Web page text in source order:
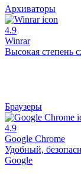
Архиваторы
4.9
Winrar
Высокая степень
Браузеры
4.9
Google Chrome
Удобный,
Google